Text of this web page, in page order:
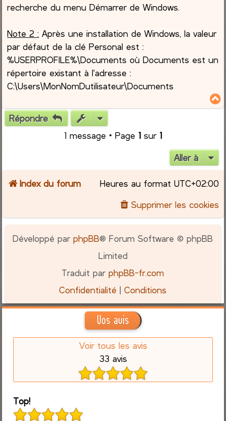
recherche du menu Démarrer de Windows.
Note 2 : Après une installation de Windows, la valeur
par défaut de la clé Personal est :
%USERPROFILE%\Documents où Documents est un
répertoire existant à l'adresse :
C:\Users\MonNomDutilisateur\Documents
Répondre
1 message • Page 1 sur 1
Aller à
Index du forum Heures au format UTC+02:00
Supprimer les cookies
Développé parphpBB® Forum Software © phpBB
Limited
Traduit parphpBB-fr.com
Confidentialité |Conditions
Vos avis
Voir tous les avis
33 avis
Top!